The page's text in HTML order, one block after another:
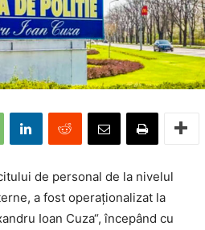
de personal de la nivelul
a fost operaționalizat la
Ioan Cuza“, începând cu